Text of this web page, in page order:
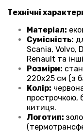
Технічні
Матеріал:
Сумісність:
Scania, Volvo,
Renault та інші
Розміри:
220х25 см (з
Колір:
прострочкою,
китиця.
Логотип: